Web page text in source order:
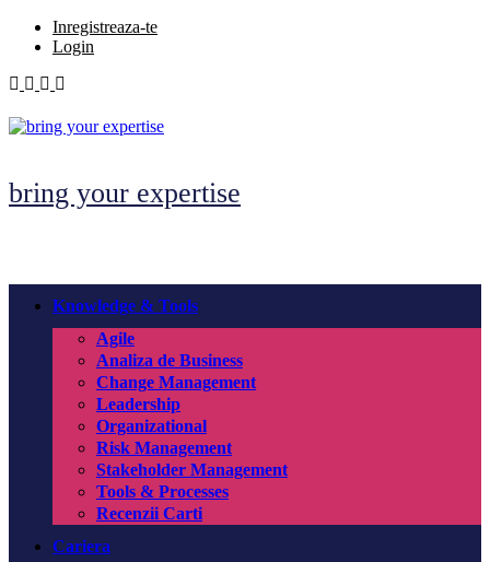
Skip
Inregistreaza-te
Login
bring your expertise
Knowledge & Tools
Agile
Analiza de Business
Change Management
Leadership
Organizational
Risk Management
Stakeholder Management
Tools & Processes
Recenzii Carti
Cariera